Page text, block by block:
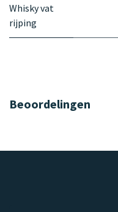
Whisky vat
rijping
Beoordelingen